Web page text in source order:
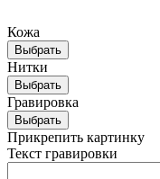
Кожа
Выбрать
Нитки
Выбрать
Гравировка
Выбрать
Прикрепить картинку
Текст гравировки